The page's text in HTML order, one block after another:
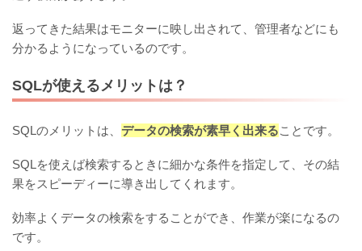
返ってきた結果はモニターに映し出されて、管理者などにも
分かるようになっているのです。
SQLが使えるメリットは？
SQLのメリットは、 データの検索が素早く出来ることです。
SQLを使えば検索するときに細かな条件を指定して、その結
果をスピーディーに導き出してくれます。
効率よくデータの検索をすることができ、作業が楽になるの
です。